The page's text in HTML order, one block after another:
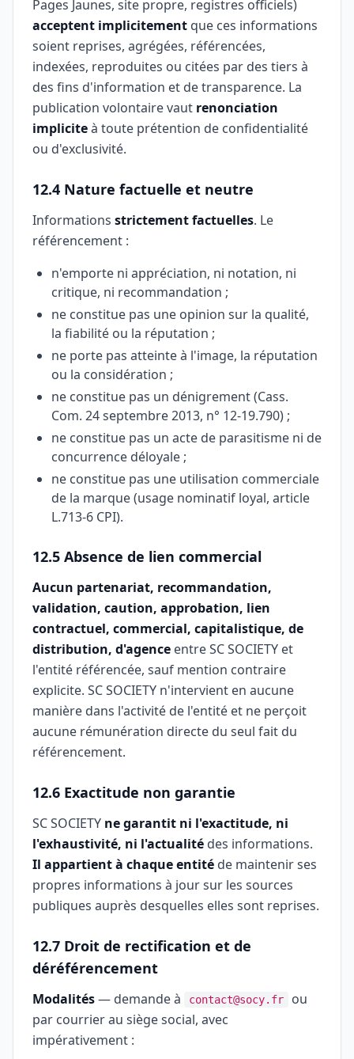
Pages Jaunes, site propre, registres officiels)
acceptent implicitement que ces informations
soient reprises, agrégées, référencées,
indexées, reproduites ou citées par des tiers à
des fins d'information et de transparence. La
publication volontaire vaut renonciation
impliciteà toute prétention de confidentialité
ou d'exclusivité.
12.4 Nature factuelle et neutre
Informations strictement factuelles. Le
référencement :
n'emporte ni appréciation, ni notation, ni
critique, ni recommandation ;
ne constitue pas une opinion sur la qualité,
la fiabilité ou la réputation ;
ne porte pas atteinte à l'image, la réputation
ou la considération ;
ne constitue pas un dénigrement (Cass.
Com. 24 septembre 2013, n° 12-19.790) ;
ne constitue pas un acte de parasitisme ni de
concurrence déloyale ;
ne constitue pas une utilisation commerciale
de la marque (usage nominatif loyal, article
L.713-6 CPI).
12.5 Absence de lien commercial
Aucun partenariat, recommandation,
validation, caution, approbation, lien
contractuel, commercial, capitalistique, de
distribution, d'agence entre SC SOCIETY et
l'entité référencée, sauf mention contraire
explicite. SC SOCIETY n'intervient en aucune
manière dans l'activité de l'entité et ne perçoit
aucune rémunération directe du seul fait du
référencement.
12.6 Exactitude non garantie
SC SOCIETY ne garantit ni l'exactitude, ni
l'exhaustivité, ni l'actualité des informations.
Il appartient à chaque entité de maintenir ses
propres informations à jour sur les sources
publiques auprès desquelles elles sont reprises.
12.7 Droit de rectification et de
déréférencement
Modalités— demande à contact@socy.fr
ou
par courrier au siège social, avec
impérativement :